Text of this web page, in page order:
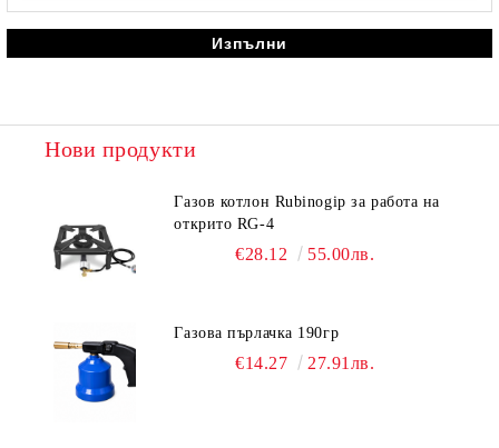
Нови продукти
Газов котлон Rubinogip за работа на
открито RG-4
€28.12 55.00лв.
Газова пърлачка 190гр
€14.27 27.91лв.